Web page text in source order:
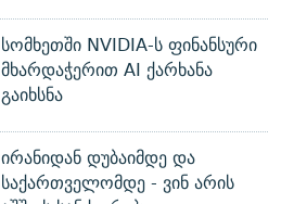
სომხეთში NVIDIA-ს ფინანსური
მხარდაჭერით AI ქარხანა
გაიხსნა
ირანიდან დუბაიმდე და
საქართველომდე - ვინ არის